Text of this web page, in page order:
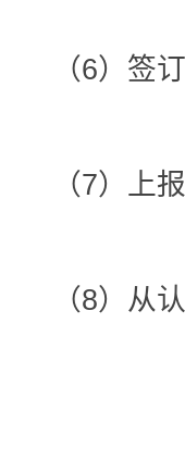
（6）签
（7）上
（8）从